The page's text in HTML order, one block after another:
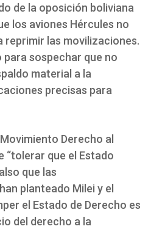
de la oposición boliviana
los aviones Hércules no
las movilizaciones.
sospechar que no
material a la
precisas para
Derecho al
“tolerar que el Estado
que las
planteado Milei y el
el Estado de Derecho es
del derecho a la